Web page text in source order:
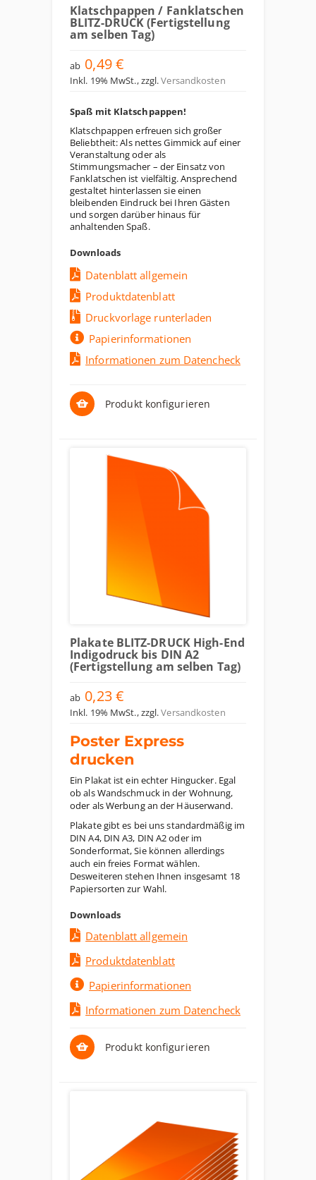
Klatschpappen / Fanklatschen
BLITZ-DRUCK (Fertigstellung
am selben Tag)
ab 0,49 €
Inkl. 19% MwSt.,zzgl.Versandkosten
Spaß mit Klatschpappen!
Klatschpappen erfreuen sich großer
Beliebtheit: Als nettes Gimmick auf einer
Veranstaltung oder als
Stimmungsmacher – der Einsatz von
Fanklatschen ist vielfältig. Ansprechend
gestaltet hinterlassen sie einen
bleibenden Eindruck bei Ihren Gästen
und sorgen darüber hinaus für
anhaltenden Spaß.
Downloads
Datenblatt allgemein
Produktdatenblatt
Druckvorlage runterladen
Papierinformationen
Informationen zum Datencheck
Produkt konfigurieren
Plakate BLITZ-DRUCK High-End
Indigodruck bis DIN A2
(Fertigstellung am selben Tag)
ab 0,23 €
Inkl. 19% MwSt.,zzgl.Versandkosten
Poster Express
drucken
Ein Plakat ist ein echter Hingucker. Egal
ob als Wandschmuck in der Wohnung,
oder als Werbung an der Häuserwand.
Plakate gibt es bei uns standardmäßig im
DIN A4, DIN A3, DIN A2 oder im
Sonderformat, Sie können allerdings
auch ein freies Format wählen.
Desweiteren stehen Ihnen insgesamt 18
Papiersorten zur Wahl.
Downloads
Datenblatt allgemein
Produktdatenblatt
Papierinformationen
Informationen zum Datencheck
Produkt konfigurieren